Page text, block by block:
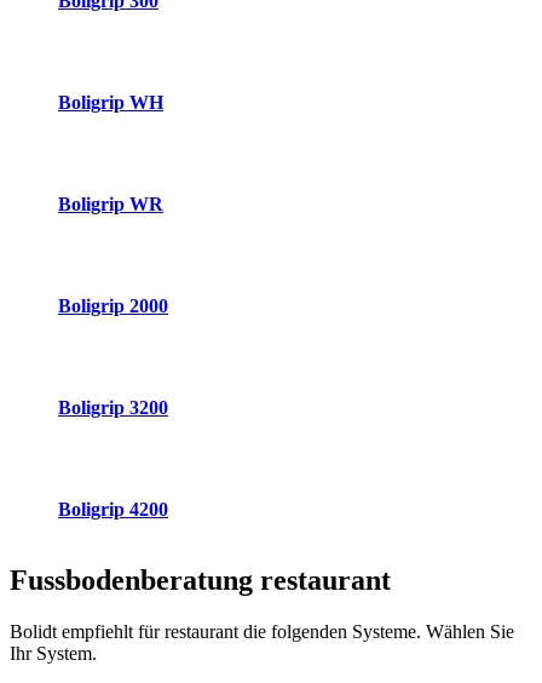
Boligrip WH
Boligrip WR
Boligrip 2000
Boligrip 3200
Boligrip 4200
Fussbodenberatung restaurant
Bolidt empfiehlt für restaurant die folgenden Systeme. Wählen Sie
Ihr System.